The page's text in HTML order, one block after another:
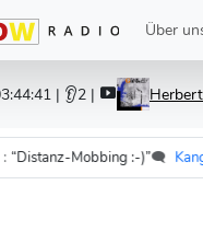
Über
| 👂2 |
Mobbing :-)”🗨️